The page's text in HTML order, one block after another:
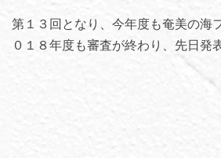
第１３回となり、今年度も奄美の海
０１８年度も審査が終わり、先日発